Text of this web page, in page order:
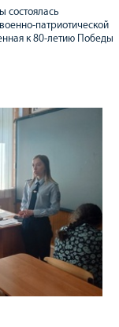
состоялась
патриотической
к 80-летию Победы